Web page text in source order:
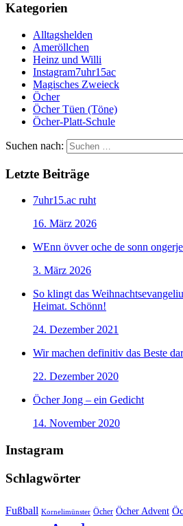
Kategorien
Alltagshelden
Ameröllchen
Heinz und Willi
Instagram7uhr15ac
Magisches Zweieck
Öcher
Öcher Tüen (Töne)
Öcher-Platt-Schule
Suchen nach:
Letzte Beiträge
7uhr15.ac ruht
16. März 2026
WEnn övver oche de sonn
3. März 2026
So klingt das
Heimat. Schönn!
24. Dezember 2021
Wir machen definitiv das Beste
22. Dezember 2020
Öcher Jong – ein Gedicht
14. November 2020
Instagram
Schlagwörter
Fußball Kornelimünster Öcher Öcher Advent